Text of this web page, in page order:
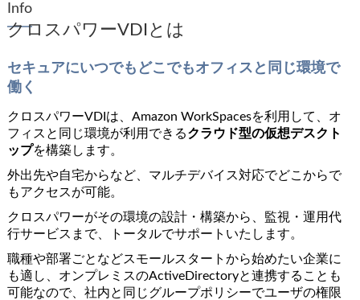
Info
クロスパワーVDIとは
セキュアにいつでもどこでもオフィスと同じ環境で
働く
クロスパワーVDIは、Amazon WorkSpacesを利用して、オ
フィスと同じ環境が利用できるクラウド型の仮想デスクト
ップを構築します。
外出先や自宅からなど、マルチデバイス対応でどこからで
もアクセスが可能。
クロスパワーがその環境の設計・構築から、監視・運用代
行サービスまで、トータルでサポートいたします。
職種や部署ごとなどスモールスタートから始めたい企業に
も適し、オンプレミスのActiveDirectoryと連携することも
可能なので、社内と同じグループポリシーでユーザの権限